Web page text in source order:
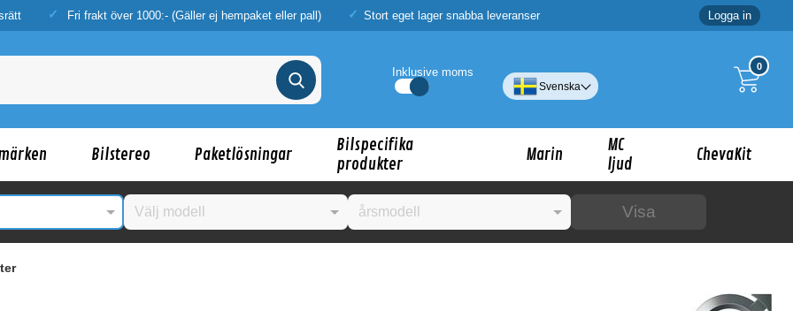
Fri frakt över 1000:- (Gäller ej hempaket eller pall) Stort eget lager snabba leveranser Logga in
0
Inklusive moms
Svenska
Bilstereo Paketlösningar
Bilspecifika
produkter
Marin
MC
ljud
ChevaKit
Visa